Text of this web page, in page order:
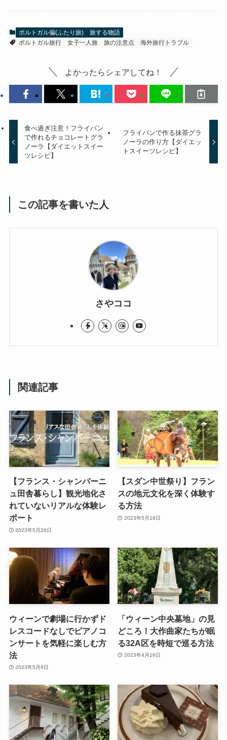
ポルトガル偏(ふたり旅)
旅する物語
ポルトガル旅行
女子一人旅 旅の注意点 海外旅行トラブル
よかったらシェアしてね！
食べ過ぎ注意！フライパン
で作れるチョコレートグラ
ノーラ【ダイエットスイー
ツレシピ】
フライパンで作る抹茶グラ
ノーラの作り方【ダイエッ
トスイーツレシピ】
この記事を書いた人
さやココ
関連記事
【フランス・シャンパーニ
ュ田舎暮らし】観光地化さ
れていないリアルな体験レ
ポート
2023年5月26日
【スダン中世祭り】フラン
スの地元文化を深く体験す
る方法
2023年5月16日
ウィーンで劇場に行かずド
レスコードなしでピアノコ
ンサートを気軽に楽しむ方
法
2023年5月6日
「ウィーン中央墓地」の見
どころ！大作曲家たちが眠
る32A区を時短で巡る方法
2023年4月16日